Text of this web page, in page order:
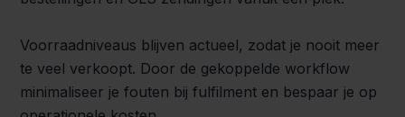
Voorraadniveaus blijven actueel, zodat je nooit meer
te veel verkoopt. Door de gekoppelde workflow
minimaliseer je fouten bij fulfilment en bespaar je op